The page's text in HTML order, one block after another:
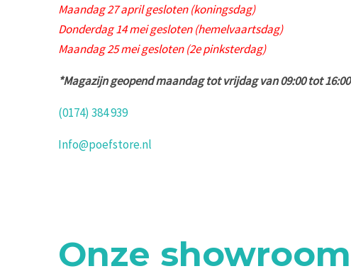
Maandag 27 april gesloten (koningsdag)
Donderdag 14 mei gesloten (hemelvaartsdag)
Maandag 25 mei gesloten (2e pinksterdag)
*Magazijn geopend maandag tot vrijdag van 09:00 tot 16:00
(0174) 384 939
Info@poefstore.nl
Onze showroom